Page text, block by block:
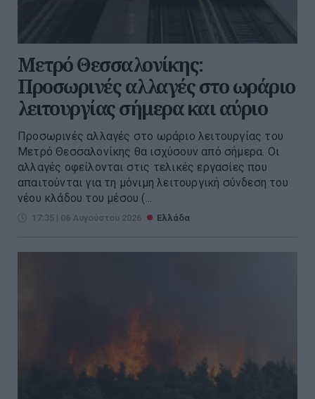
Μετρό Θεσσαλονίκης:
Προσωρινές αλλαγές στο ωράριο
λειτουργίας σήμερα και αύριο
Προσωρινές αλλαγές στο ωράριο λειτουργίας του
Μετρό Θεσσαλονίκης θα ισχύσουν από σήμερα. Οι
αλλαγές οφείλονται στις τελικές εργασίες που
απαιτούνται για τη μόνιμη λειτουργική σύνδεση του
νέου κλάδου του μέσου (...
17:35 | 06 Αυγούστου 2026 Ελλάδα